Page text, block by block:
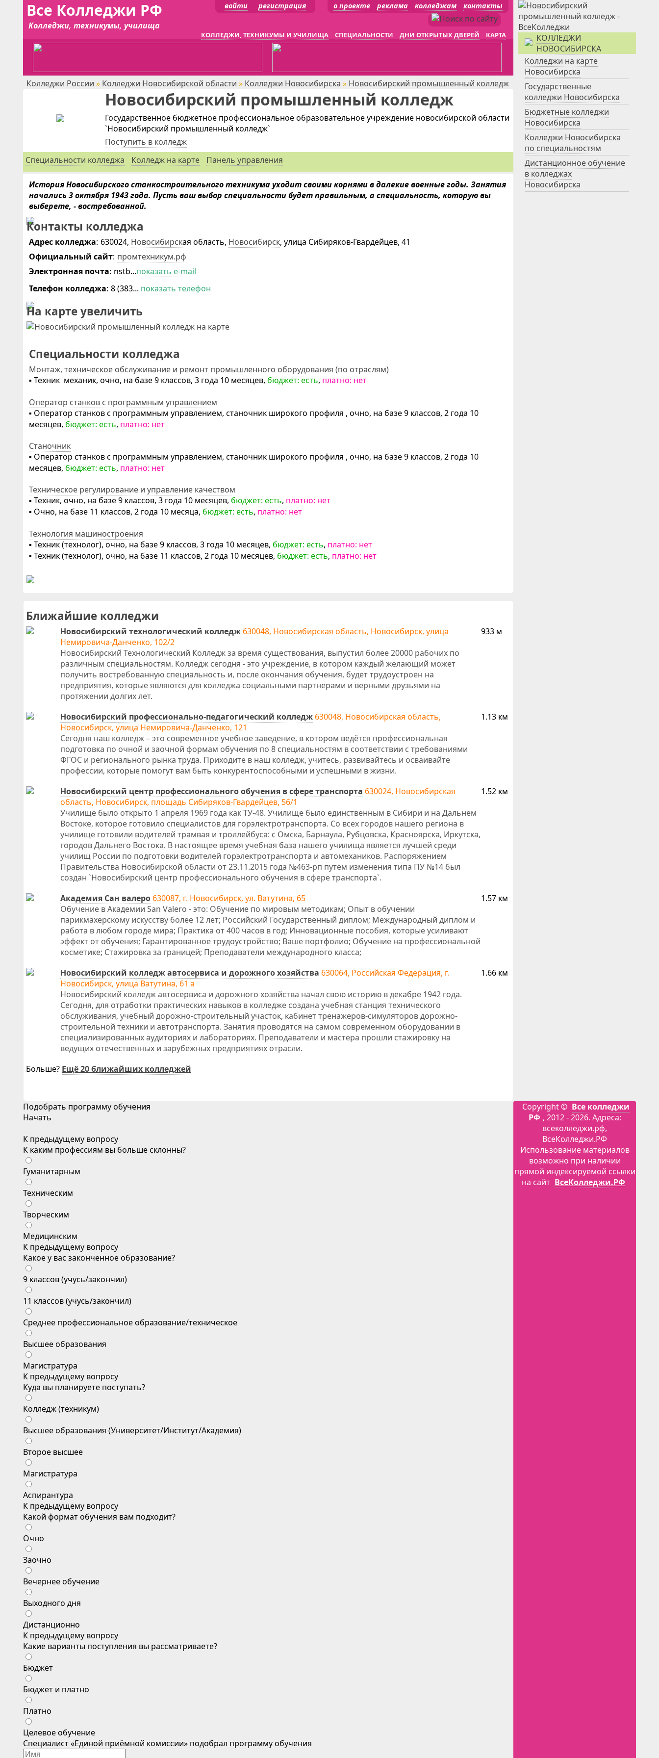
Все Колледжи РФ
Колледжи, техникумы, училища
о проекте реклама колледжам контакты
войти регистрация
КОЛЛЕДЖИ, ТЕХНИКУМЫ И УЧИЛИЩА СПЕЦИАЛЬНОСТИ ДНИ ОТКРЫТЫХ ДВЕРЕЙ КАРТА
Колледжи России » Колледжи Новосибирской области » Колледжи Новосибирска » Новосибирский промышленный колледж
Новосибирский промышленный колледж
Государственное бюджетное профессиональное образовательное учреждение новосибирской области
`Новосибирский промышленный колледж`
Поступить в колледж
Специальности колледжа Колледж на карте Панель управления
История Новосибирского станкостроительного техникума уходит своими корнями в далекие военные годы. Занятия
начались 3 октября 1943 года. Пусть ваш выбор специальности будет правильным, а специальность, которую вы
выберете, - востребованной.
Контакты колледжа
Адрес колледжа: 630024, Новосибирская область, Новосибирск, улица Сибиряков-Гвардейцев, 41
Официальный сайт: промтехникум.рф
Электронная почта: nstb...показать e-mail
Телефон колледжа: 8 (383... показать телефон
На картеувеличить
Специальности колледжа
Монтаж, техническое обслуживание и ремонт промышленного оборудования (по отраслям)
▪ Техник ­ механик, очно, на базе 9 классов, 3 года 10 месяцев, бюджет: есть, платно: нет
Оператор станков с программным управлением
▪ Оператор станков с программным управлением, станочник широкого профиля , очно, на базе 9 классов, 2 года 10
месяцев, бюджет: есть, платно: нет
Станочник
▪ Оператор станков с программным управлением, станочник широкого профиля , очно, на базе 9 классов, 2 года 10
месяцев, бюджет: есть, платно: нет
Техническое регулирование и управление качеством
▪ Техник, очно, на базе 9 классов, 3 года 10 месяцев, бюджет: есть, платно: нет
▪ Очно, на базе 11 классов, 2 года 10 месяца, бюджет: есть, платно: нет
Технология машиностроения
▪ Техник (технолог), очно, на базе 9 классов, 3 года 10 месяцев, бюджет: есть, платно: нет
▪ Техник (технолог), очно, на базе 11 классов, 2 года 10 месяцев, бюджет: есть, платно: нет
Ближайшие колледжи
Новосибирский технологический колледж 630048, Новосибирская область, Новосибирск, улица
Немировича-Данченко, 102/2
Новосибирский Технологический Колледж за время существования, выпустил более 20000 рабочих по
различным специальностям. Колледж сегодня - это учреждение, в котором каждый желающий может
получить востребованную специальность и, после окончания обучения, будет трудоустроен на
предприятия, которые являются для колледжа социальными партнерами и верными друзьями на
протяжении долгих лет.
933 м
Новосибирский профессионально-педагогический колледж 630048, Новосибирская область,
Новосибирск, улица Немировича-Данченко, 121
Сегодня наш колледж – это современное учебное заведение, в котором ведётся профессиональная
подготовка по очной и заочной формам обучения по 8 специальностям в соответствии с требованиями
ФГОС и регионального рынка труда. Приходите в наш колледж, учитесь, развивайтесь и осваивайте
профессии, которые помогут вам быть конкурентоспособными и успешными в жизни.
1.13 км
Новосибирский центр профессионального обучения в сфере транспорта 630024, Новосибирская
область, Новосибирск, площадь Сибиряков-Гвардейцев, 56/1
Училище было открыто 1 апреля 1969 года как ТУ-48. Училище было единственным в Сибири и на Дальнем
Востоке, которое готовило специалистов для горэлектротранспорта. Со всех городов нашего региона в
училище готовили водителей трамвая и троллейбуса: с Омска, Барнаула, Рубцовска, Красноярска, Иркутска,
городов Дальнего Востока. В настоящее время учебная база нашего училища является лучшей среди
училищ России по подготовки водителей горэлектротранспорта и автомехаников. Распоряжением
Правительства Новосибирской области от 23.11.2015 года №463-рп путём изменения типа ПУ №14 был
создан `Новосибирский центр профессионального обучения в сфере транспорта`.
1.52 км
Академия Сан валеро 630087, г. Новосибирск, ул. Ватутина, 65
Обучение в Академии San Valero - это: Обучение по мировым методикам; Опыт в обучении
парикмахерскому искусству более 12 лет; Российский Государственный диплом; Международный диплом и
работа в любом городе мира; Практика от 400 часов в год; Инновационные пособия, которые усиливают
эффект от обучения; Гарантированное трудоустройство; Ваше портфолио; Обучение на профессиональной
косметике; Стажировка за границей; Преподаватели международного класса;
1.57 км
Новосибирский колледж автосервиса и дорожного хозяйства 630064, Российская Федерация, г.
Новосибирск, улица Ватутина, 61 а
Новосибирский колледж автосервиса и дорожного хозяйства начал свою историю в декабре 1942 года.
Сегодня, для отработки практических навыков в колледже создана учебная станция технического
обслуживания, учебный дорожно-строительный участок, кабинет тренажеров-симуляторов дорожно-
строительной техники и автотранспорта. Занятия проводятся на самом современном оборудовании в
специализированных аудиториях и лабораториях. Преподаватели и мастера прошли стажировку на
ведущих отечественных и зарубежных предприятиях отрасли.
1.66 км
Больше? Ещё 20 ближайших колледжей
КОЛЛЕДЖИ
НОВОСИБИРСКА
Колледжи на карте
Новосибирска
Государственные
колледжи Новосибирска
Бюджетные колледжи
Новосибирска
Колледжи Новосибирска
по специальностям
Дистанционное обучение
в колледжах
Новосибирска
Подобрать программу обучения
Начать
К предыдущему вопросу
К каким профессиям вы больше склонны?
Гуманитарным
Техническим
Творческим
Медицинским
К предыдущему вопросу
Какое у вас законченное образование?
9 классов (учусь/закончил)
11 классов (учусь/закончил)
Среднее профессиональное образование/техническое
Высшее образования
Магистратура
К предыдущему вопросу
Куда вы планируете поступать?
Колледж (техникум)
Высшее образования (Университет/Институт/Академия)
Второе высшее
Магистратура
Аспирантура
К предыдущему вопросу
Какой формат обучения вам подходит?
Очно
Заочно
Вечернее обучение
Выходного дня
Дистанционно
К предыдущему вопросу
Какие варианты поступления вы рассматриваете?
Бюджет
Бюджет и платно
Платно
Целевое обучение
Специалист «Единой приёмной комиссии» подобрал программу обучения
Copyright © Все колледжи
РФ , 2012 - 2026. Адреса:
всеколледжи.рф,
ВсеКолледжи.РФ
Использование материалов
возможно при наличии
прямой индексируемой ссылки
на сайт ВсеКолледжи.РФ